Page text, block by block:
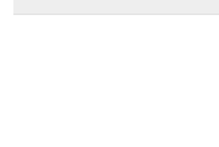
WEconomy - Diversity works!